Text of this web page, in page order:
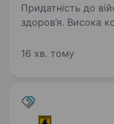
Придатність до
здоров’я. Висока концентрація уваги, здатність
Готовність
16 хв. тому